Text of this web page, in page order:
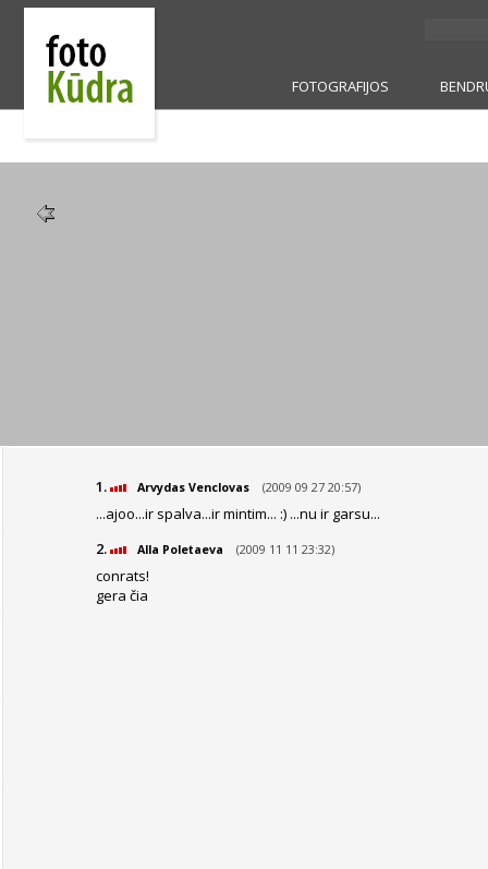
FOTOGRAFIJOS
1. Arvydas Venclovas (2009 09 27 20:57)
...ajoo...ir spalva...ir mintim... :) ...nu ir garsu...
2.
Alla Poletaeva (2009 11 11 23:32)
conrats!
gera čia